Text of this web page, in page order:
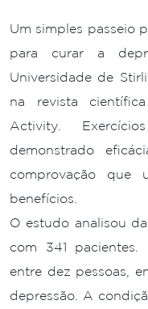
Um simples passeio
para curar a
Universidade de
na revista
Activity.
demonstrado
comprovação que
benefícios.
O estudo analisou
com 341 pacientes.
entre dez pessoas,
depressão. A